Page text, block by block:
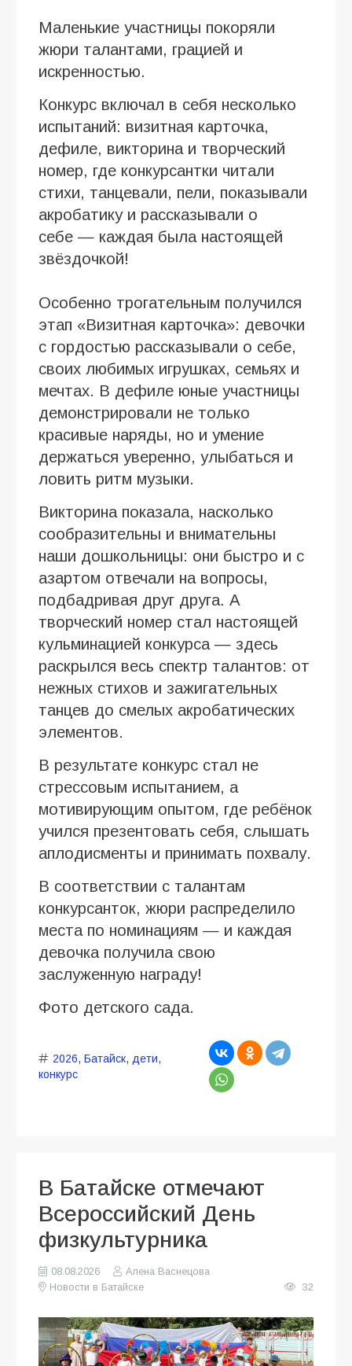
Маленькие участницы покоряли
жюри талантами, грацией и
искренностью.
Конкурс включал в себя несколько
испытаний: визитная карточка,
дефиле, викторина и творческий
номер, где конкурсантки читали
стихи, танцевали, пели, показывали
акробатику и рассказывали о
себе — каждая была настоящей
звёздочкой!
Особенно трогательным получился
этап «Визитная карточка»: девочки
с гордостью рассказывали о себе,
своих любимых игрушках, семьях и
мечтах. В дефиле юные участницы
демонстрировали не только
красивые наряды, но и умение
держаться уверенно, улыбаться и
ловить ритм музыки.
Викторина показала, насколько
сообразительны и внимательны
наши дошкольницы: они быстро и с
азартом отвечали на вопросы,
подбадривая друг друга. А
творческий номер стал настоящей
кульминацией конкурса — здесь
раскрылся весь спектр талантов: от
нежных стихов и зажигательных
танцев до смелых акробатических
элементов.
В результате конкурс стал не
стрессовым испытанием, а
мотивирующим опытом, где ребёнок
учился презентовать себя, слышать
аплодисменты и принимать похвалу.
В соответствии с талантам
конкурсанток, жюри распределило
места по номинациям — и каждая
девочка получила свою
заслуженную награду!
Фото детского сада.
2026, Батайск, дети,
конкурс
В Батайске отмечают
Всероссийский День
физкультурника
08.08.2026
Алена Васнецова
Новости в Батайске
32